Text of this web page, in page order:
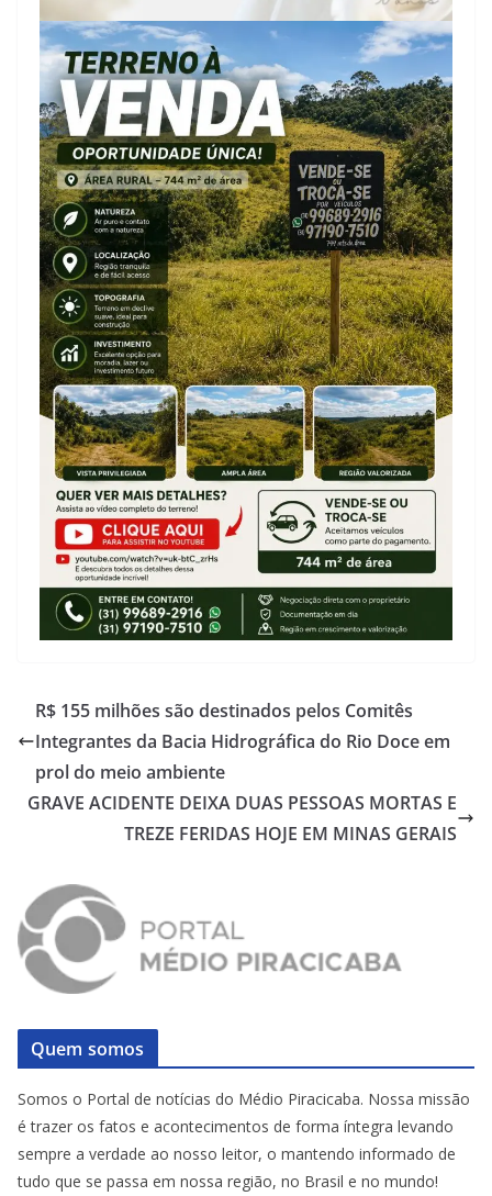
R$ 155 milhões são destinados pelos Comitês
Integrantes da Bacia Hidrográfica do Rio Doce em
prol do meio ambiente
GRAVE ACIDENTE DEIXA DUAS PESSOAS MORTAS E
TREZE FERIDAS HOJE EM MINAS GERAIS
Quem somos
Somos o Portal de notícias do Médio Piracicaba. Nossa missão
é trazer os fatos e acontecimentos de forma íntegra levando
sempre a verdade ao nosso leitor, o mantendo informado de
tudo que se passa em nossa região, no Brasil e no mundo!